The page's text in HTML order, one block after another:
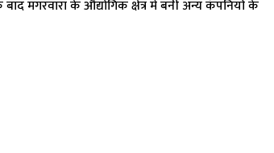
मगरवारा के औद्योगिक क्षेत्र में बनी अन्य कंपनियों के